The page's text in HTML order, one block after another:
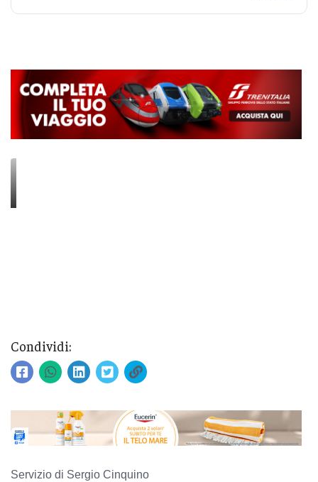
Condividi:
Servizio di Sergio Cinquino